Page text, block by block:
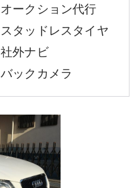
オークション代行
スタッドレスタイヤ
社外ナビ
バックカメラ